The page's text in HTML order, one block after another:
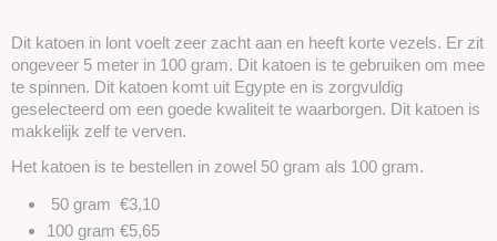
Dit katoen in lont voelt zeer zacht aan en heeft korte vezels. Er zit
ongeveer 5 meter in 100 gram. Dit katoen is te gebruiken om mee
te spinnen. Dit katoen komt uit Egypte en is zorgvuldig
geselecteerd om een goede kwaliteit te waarborgen. Dit katoen is
makkelijk zelf te verven.
Het katoen is te bestellen in zowel 50 gram als 100 gram.
50 gram €3,10
100 gram €5,65